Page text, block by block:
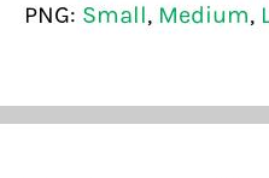
PNG: Small, Medium,